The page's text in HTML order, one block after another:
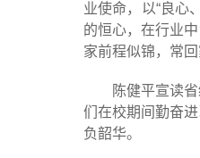
业使命，以“良心
的恒心，在行业
家前程似锦，常回
陈健平宣读
们在校期间勤奋
负韶华。